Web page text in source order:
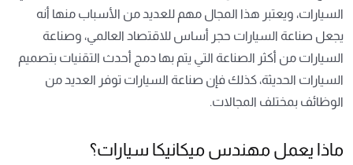
السيارات، ويعتبر هذا المجال مهم للعديد من الأسباب منها أنه
يجعل صناعة السيارات حجر أساس للاقتصاد العالمي، وصناعة
السيارات من أكثر الصناعة التي يتم بها دمج أحدث التقنيات بتصميم
السيارات الحديثة، كذلك فإن صناعة السيارات توفر العديد من
الوظائف بمختلف المجالات.
ماذا يعمل مهندس ميكانيكا سيارات؟